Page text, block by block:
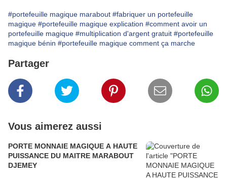
#portefeuille magique marabout #fabriquer un portefeuille
magique #portefeuille magique explication #comment avoir un
portefeuille magique #multiplication d'argent gratuit #portefeuille
magique bénin #portefeuille magique comment ça marche
Partager
Vous aimerez aussi
PORTE MONNAIE MAGIQUE A HAUTE
PUISSANCE DU MAITRE MARABOUT
DJEMEY